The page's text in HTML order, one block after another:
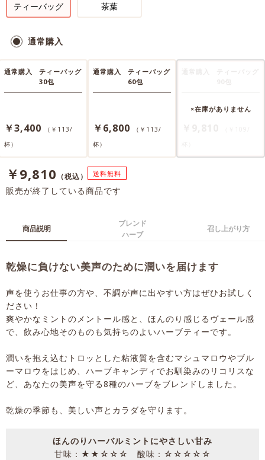
ティーバッグ
茶葉
通常購入
通常購入
ティーバッグ
30包
￥3,400
（￥113/
杯）
通常購入
ティーバッグ
60包
￥6,800
（￥113/
杯）
￥9,810 （税込） 送料無料
販売が終了している商品です
商品説明
ブレンド
ハーブ
召し上がり方
乾燥に負けない美声のために潤いを届けます
声を使うお仕事の方や、不調が声に出やすい方はぜひお試しく
ださい！
爽やかなミントのメントール感と、ほんのり感じるヴェール感
で、飲み心地そのものも気持ちのよいハーブティーです。
潤いを抱え込むトロッとした粘液質を含むマシュマロウやブル
ーマロウをはじめ、ハーブキャンディでお馴染みのリコリスな
ど、あなたの美声を守る8種のハーブをブレンドしました。
乾燥の季節も、美しい声とカラダを守ります。
ほんのりハーバルミントにやさしい甘み
甘味：★★☆☆☆ 酸味：☆☆☆☆☆